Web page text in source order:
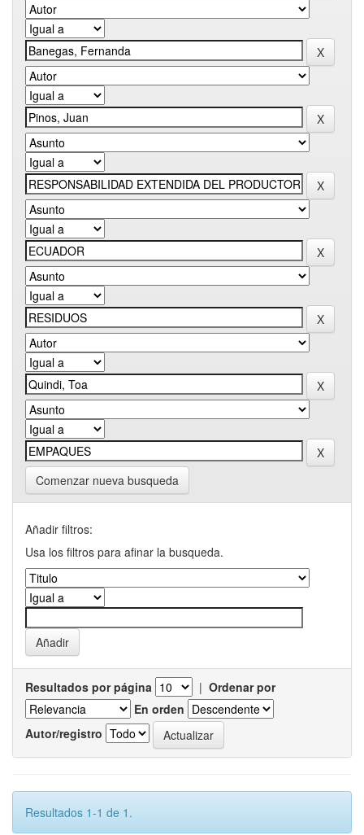
Comenzar nueva busqueda
Añadir filtros:
Usa los filtros para afinar la busqueda.
Resultados por página | Ordenar por
En orden
Autor/registro
Resultados 1-1 de 1.